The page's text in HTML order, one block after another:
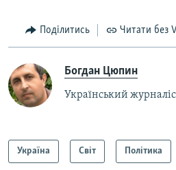
Поділитись Читати без
Богдан Цюпин
Український
Україна Світ Політика